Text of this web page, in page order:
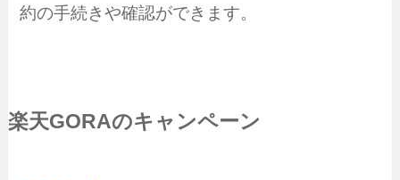
約の手続きや確認ができます。
楽天GORAのキャンペーン